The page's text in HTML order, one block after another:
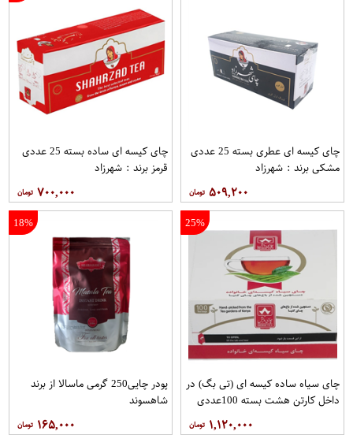
چای کیسه ای عطری بسته 25 عددی
مشکی برند : شهرزاد
۵۰۹,۲۰۰
چای کیسه ای ساده بسته 25 عددی
قرمز برند : شهرزاد
۷۰۰,۰۰۰
25%
چای سیاه ساده کیسه ای (تی بگ) در
داخل کارتن هشت بسته 100عددی
۱,۱۲۰,۰۰۰
18%
پودر چایی250 گرمی ماسالا از برند
شاهسوند
۱۶۵,۰۰۰